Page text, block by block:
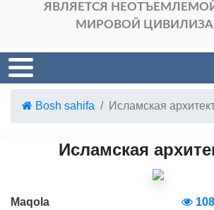
ЯВЛЯЕТСЯ
МИРОВОЙ
Bosh sahifa Исламская
Исламская
Maqola